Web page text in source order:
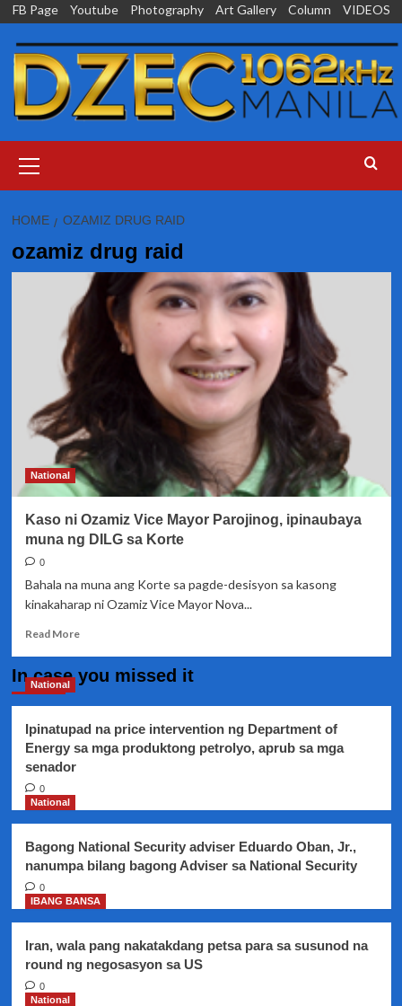
Skip
content
FB Page Youtube Photography Art Gallery Column VIDEOS
Menu
HOME OZAMIZ DRUG RAID
ozamiz drug raid
National
Kaso ni Ozamiz Vice Mayor Parojinog, ipinaubaya
muna ng DILG sa Korte
0
Bahala na muna ang Korte sa pagde-desisyon sa kasong
kinakaharap ni Ozamiz Vice Mayor Nova...
Read MoreRead
Kaso
Vice
Mayor
sa
Korte
In case you missed it
National
Ipinatupad na price intervention ng Department of
Energy sa mga produktong petrolyo, aprub sa mga
senador
0
National
Bagong National Security adviser Eduardo Oban, Jr.,
nanumpa bilang bagong Adviser sa National Security
0
IBANG BANSA
Iran, wala pang nakatakdang petsa para sa susunod na
round ng negosasyon sa US
0
National